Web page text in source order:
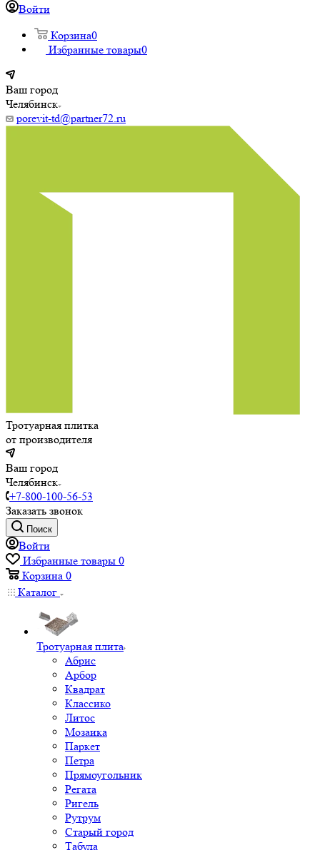
Войти
Корзина0
Избранные товары0
Ваш город
Челябинск
porevit-td@partner72.ru
Тротуарная плитка
от производителя
Ваш город
Челябинск
+7-800-100-56-53
Заказать звонок
Поиск
Войти
Избранные товары 0
Корзина 0
Каталог
Тротуарная плита
Абрис
Арбор
Квадрат
Классико
Литос
Мозаика
Паркет
Петра
Прямоугольник
Регата
Ригель
Рутрум
Старый город
Табула